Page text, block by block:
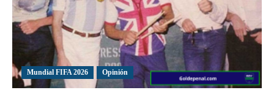
Mundial FIFA 2026 Opinión